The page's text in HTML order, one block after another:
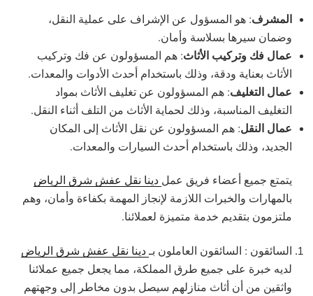
المشرف: هو المسؤول عن الإشراف على عملية النقل،
وضمان سيرها بسلاسة وأمان.
عمال فك وتركيب الأثاث: هم المسؤولون عن فك وتركيب
الأثاث بعناية ودقة، وذلك باستخدام أحدث الأدوات والمعدات.
عمال التغليف: هم المسؤولون عن تغليف الأثاث بمواد
التغليف المناسبة، وذلك لحماية الأثاث من التلف أثناء النقل.
عمال النقل: هم المسؤولون عن نقل الأثاث إلى المكان
الجديد، وذلك باستخدام أحدث السيارات والمعدات.
يتمتع جميع أعضاء فريق عمل دينا نقل عفش شرق الرياض
بالمهارات والخبرات اللازمة لإنجاز المهمة بكفاءة وأمان، وهم
ملتزمون بتقديم خدمة متميزة لعملائنا.
السائقون : السائقون العاملون بـدينا نقل عفش شرق الرياض
لديه خبرة على جميع طرق المملكة، مما يجعل جميع عملائنا
واثقين من أن أثاث منازلهم سيصل بدون مخاطر إلى وجهتهم